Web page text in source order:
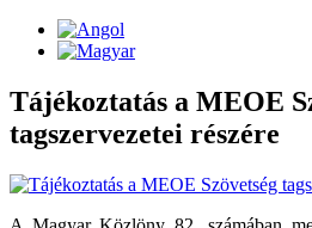
Tájékoztatás a MEOE
tagszervezetei részére